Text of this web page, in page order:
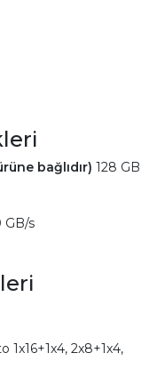
bağlıdır) 128 GB
GB/s
1x16+1x4, 2x8+1x4,